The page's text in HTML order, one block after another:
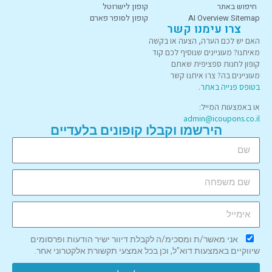
חיפוש באתר
AI Overview Sitemap
קופון לישרוטל
קופון לסופר פארם
צרו עימנו קשר
האם יש לכם הערה, הצעה או בקשה
מאיתנו? מעוניינים שנוסיף לכם קוד
קופון לחנות ספציפית שאתם
מעוניינים בה? צרו איתנו קשר
בטופס פנייה באתר.
או באמצעות המייל:
admin@icoupons.co.il
הירשמו וקבלו קופונים בלעדיים
אני מאשר/ת ומסכימ/ה לקבלת דיוור ישיר הודעות ופרסומים
שיווקיים באמצעות דוא"ל, וכן בכל אמצעי תקשורת אלקטרוני אחר.